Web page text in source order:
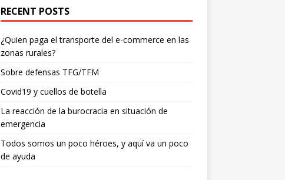
RECENT POSTS
¿Quien paga el transporte del e-commerce en las
zonas rurales?
Sobre defensas TFG/TFM
Covid19 y cuellos de botella
La reacción de la burocracia en situación de
emergencia
Todos somos un poco héroes, y aquí va un poco
de ayuda